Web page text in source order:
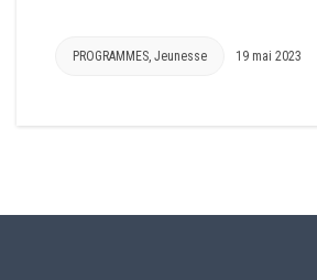
PROGRAMMES, Jeunesse 19 mai 2023